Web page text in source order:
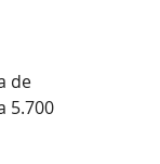
de
5.700